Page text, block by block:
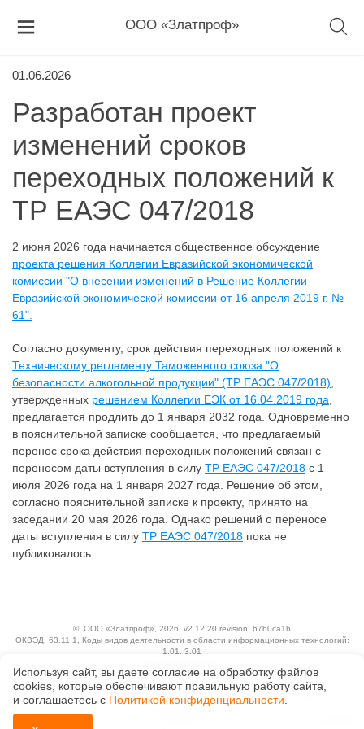
ООО «Златпроф»
01.06.2026
Разработан проект
изменений сроков
переходных положений к
ТР ЕАЭС 047/2018
2 июня 2026 года начинается общественное обсуждение
проекта решения Коллегии Евразийской экономической
комиссии "О внесении изменений в Решение Коллегии
Евразийской экономической комиссии от 16 апреля 2019 г. №
61".
Согласно документу, срок действия переходных положений к
Техническому регламенту Таможенного союза "О
безопасности алкогольной продукции" (ТР ЕАЭС 047/2018)
утвержденных решением Коллегии ЕЭК от 16.04.2019 года
предлагается продлить до 1 января 2032 года. Одновременно
в пояснительной записке сообщается, что предлагаемый
перенос срока действия переходных положений связан с
переносом даты вступления в силу ТР ЕАЭС 047/2018 с 1
июля 2026 года на 1 января 2027 года. Решение об этом,
согласно пояснительной записке к проекту, принято на
заседании 20 мая 2026 года. Однако решений о переносе
даты вступления в силу ТР ЕАЭС 047/2018 пока не
публиковалось.
© ООО «Златпроф» , 2026, v2.12.20 revision: 67b0ca1b
ОКВЭД: 63.11.1, Коды видов деятельности в области информационных технологий:
1.01, 3.01
Технологии
Исключительные авторские и смежные права принадлежат АО «Кодекс».
Положение по обработке и защите персональных данных
Используя сайт, вы даете согласие на обработку файлов
сооkiеs, которые обеспечивают правильную работу сайта,
и соглашаетесь с Политикой конфиденциальности